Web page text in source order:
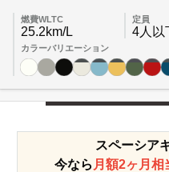
燃費WLTC
25.2km/L
定員
4人以
カラーバリエーション
スペーシア
今なら 月額2ヶ月相